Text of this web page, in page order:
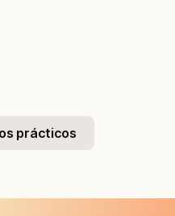
prácticos